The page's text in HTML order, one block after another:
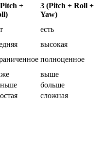
+
3 (Pitch + Roll +
Yaw)
есть
высокая
полноценное
выше
больше
сложная